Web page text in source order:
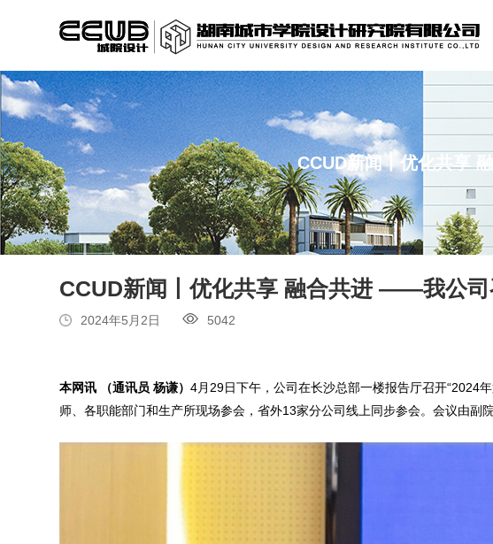
CCUD新闻丨优化共享
CCUD新闻丨优化共享 融合共进 ——我公
2024年5月2日 5042
本网讯 （通讯员 杨谦）4月29日下午，公司在长沙总部一楼报告厅召开“2024
师、各职能部门和生产所现场参会，省外13家分公司线上同步参会。会议由副院